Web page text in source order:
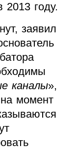
2013 году.
заявил
каналы»,
момент